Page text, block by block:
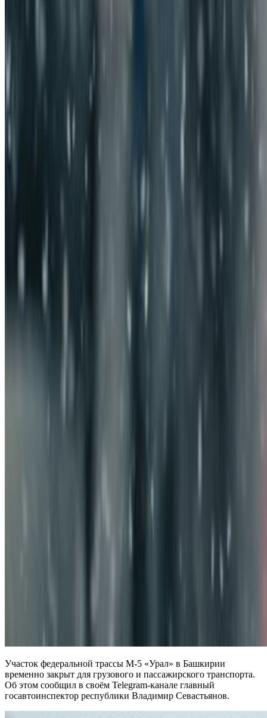
Участок федеральной трассы М-5 «Урал» в Башкирии
временно закрыт для грузового и пассажирского транспорта.
Об этом сообщил в своём Telegram-канале главный
госавтоинспектор республики Владимир Севастьянов.